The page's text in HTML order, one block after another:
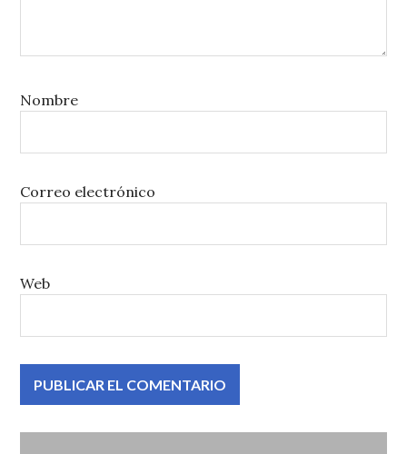
Nombre
Correo electrónico
Web